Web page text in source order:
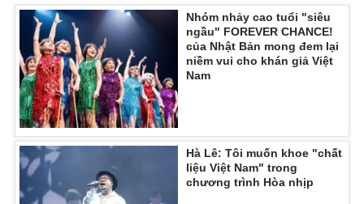
Nhóm nhảy cao tuổi "siêu
ngầu" FOREVER CHANCE!
của Nhật Bản mong đem lại
niềm vui cho khán giả Việt
Nam
Hà Lê: Tôi muốn khoe "chất
liệu Việt Nam" trong
chương trình Hòa nhịp